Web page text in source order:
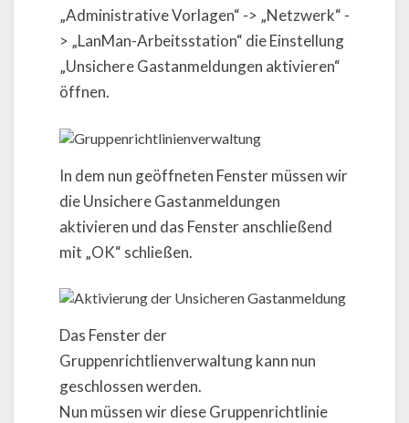
„Administrative Vorlagen“ -> „Netzwerk“ -
> „LanMan-Arbeitsstation“ die Einstellung
„Unsichere Gastanmeldungen aktivieren“
öffnen.
In dem nun geöffneten Fenster müssen wir
die Unsichere Gastanmeldungen
aktivieren und das Fenster anschließend
mit „OK“ schließen.
Das Fenster der
Gruppenrichtlienverwaltung kann nun
geschlossen werden.
Nun müssen wir diese Gruppenrichtlinie